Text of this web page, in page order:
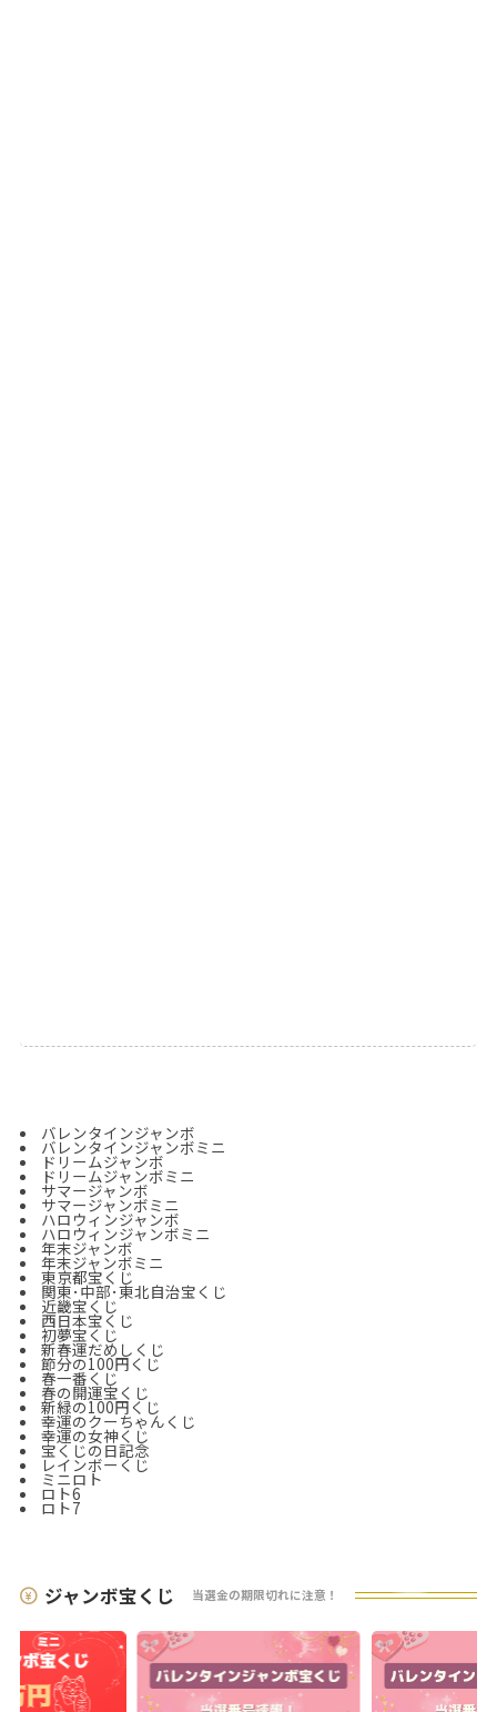
バレンタインジャンボ
バレンタインジャンボミニ
ドリームジャンボ
ドリームジャンボミニ
サマージャンボ
サマージャンボミニ
ハロウィンジャンボ
ハロウィンジャンボミニ
年末ジャンボ
年末ジャンボミニ
東京都宝くじ
関東･中部･東北自治宝くじ
近畿宝くじ
西日本宝くじ
初夢宝くじ
新春運だめしくじ
節分の100円くじ
春一番くじ
春の開運宝くじ
新緑の100円くじ
幸運のクーちゃんくじ
幸運の女神くじ
宝くじの日記念
レインボーくじ
ミニロト
ロト6
ロト7
ジャンボ宝くじ 当選金の期限切れに注意！